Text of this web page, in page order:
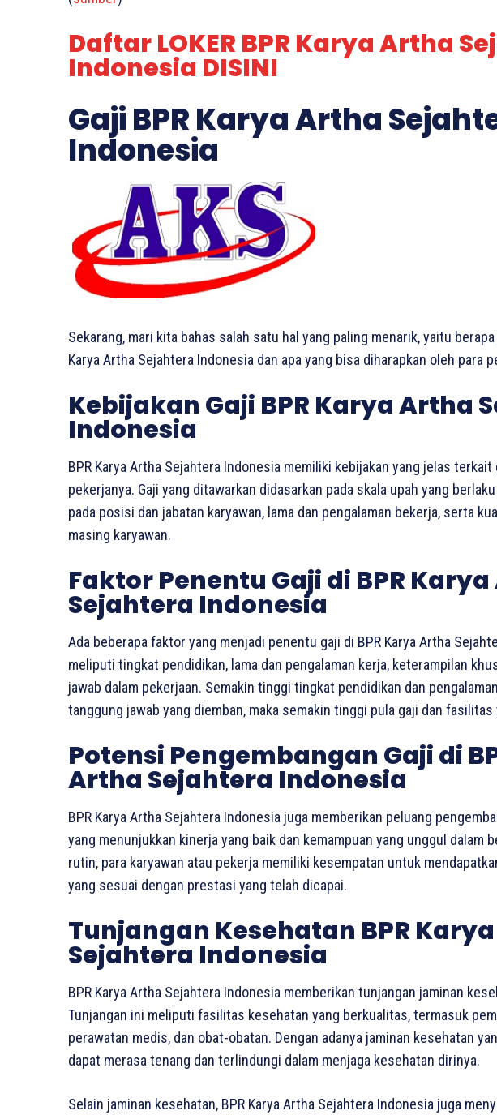
Daftar LOKER BPR Karya Artha
Indonesia DISINI
Gaji BPR Karya Artha
Indonesia
Sekarang, mari kita bahas salah satu hal yang paling menarik, yaitu
Karya Artha Sejahtera Indonesia dan apa yang bisa diharapkan oleh para
Kebijakan Gaji BPR Karya Artha
Indonesia
BPR Karya Artha Sejahtera Indonesia memiliki kebijakan yang jelas terkait
pekerjanya. Gaji yang ditawarkan didasarkan pada skala upah yang
pada posisi dan jabatan karyawan, lama dan pengalaman bekerja, serta
masing karyawan.
Faktor Penentu Gaji di BPR
Sejahtera Indonesia
Ada beberapa faktor yang menjadi penentu gaji di BPR Karya Artha
meliputi tingkat pendidikan, lama dan pengalaman kerja, keterampilan
jawab dalam pekerjaan. Semakin tinggi tingkat pendidikan dan
tanggung jawab yang diemban, maka semakin tinggi pula gaji dan fasilitas
Potensi Pengembangan Gaji di
Artha Sejahtera Indonesia
BPR Karya Artha Sejahtera Indonesia juga memberikan peluang
yang menunjukkan kinerja yang baik dan kemampuan yang unggul dalam
rutin, para karyawan atau pekerja memiliki kesempatan untuk
yang sesuai dengan prestasi yang telah dicapai.
Tunjangan Kesehatan BPR
Sejahtera Indonesia
BPR Karya Artha Sejahtera Indonesia memberikan tunjangan jaminan
Tunjangan ini meliputi fasilitas kesehatan yang berkualitas, termasuk
perawatan medis, dan obat-obatan. Dengan adanya jaminan kesehatan
dapat merasa tenang dan terlindungi dalam menjaga kesehatan dirinya.
Selain jaminan kesehatan, BPR Karya Artha Sejahtera Indonesia juga